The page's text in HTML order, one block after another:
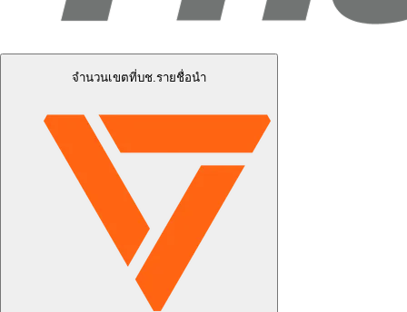
จำนวนเขตที่บช.รายชื่อนำ